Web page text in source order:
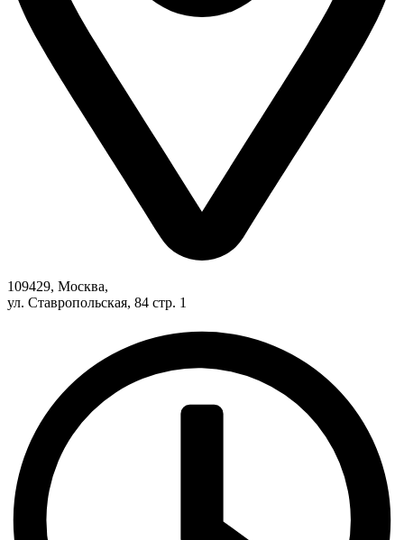
109429, Москва,
ул. Ставропольская, 84 стр. 1